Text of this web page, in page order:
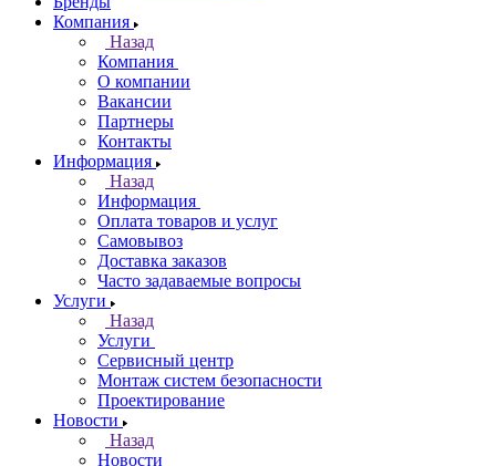
Компания
Назад
Компания
О компании
Вакансии
Партнеры
Контакты
Информация
Назад
Информация
Оплата товаров и услуг
Самовывоз
Доставка заказов
Часто задаваемые вопросы
Услуги
Назад
Услуги
Сервисный центр
Монтаж систем безопасности
Проектирование
Новости
Назад
Новости